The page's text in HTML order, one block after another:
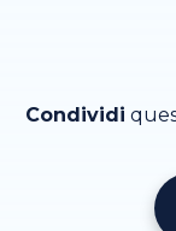
Condividi